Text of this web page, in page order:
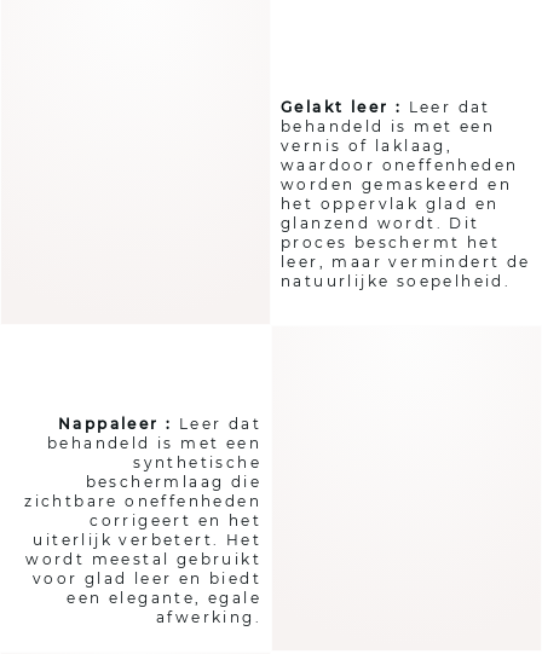
Gelakt leer : Leer dat
behandeld is met een
vernis of laklaag,
waardoor oneffenheden
worden gemaskeerd en
het oppervlak glad en
glanzend wordt. Dit
proces beschermt het
leer, maar vermindert de
natuurlijke soepelheid.
​Nappaleer : Leer dat
behandeld is met een
synthetische
beschermlaag die
zichtbare oneffenheden
corrigeert en het
uiterlijk verbetert. Het
wordt meestal gebruikt
voor glad leer en biedt
een elegante, egale
afwerking.